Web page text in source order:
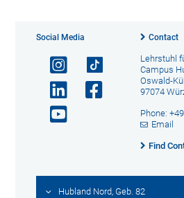
Social Media Contact
Lehrstuhl
Campus
Oswald-
97074
Phone:
Email
Find
Hubland Nord, Geb. 82